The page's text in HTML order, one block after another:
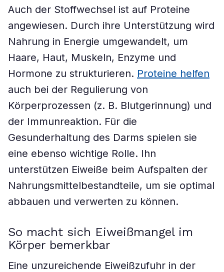
Auch der Stoffwechsel ist auf Proteine
angewiesen. Durch ihre Unterstützung wird
Nahrung in Energie umgewandelt, um
Haare, Haut, Muskeln, Enzyme und
Hormone zu strukturieren. Proteine helfen
auch bei der Regulierung von
Körperprozessen (z. B. Blutgerinnung) und
der Immunreaktion. Für die
Gesunderhaltung des Darms spielen sie
eine ebenso wichtige Rolle. Ihn
unterstützen Eiweiße beim Aufspalten der
Nahrungsmittelbestandteile, um sie optimal
abbauen und verwerten zu können.
So macht sich Eiweißmangel im
Körper bemerkbar
Eine unzureichende Eiweißzufuhr in der